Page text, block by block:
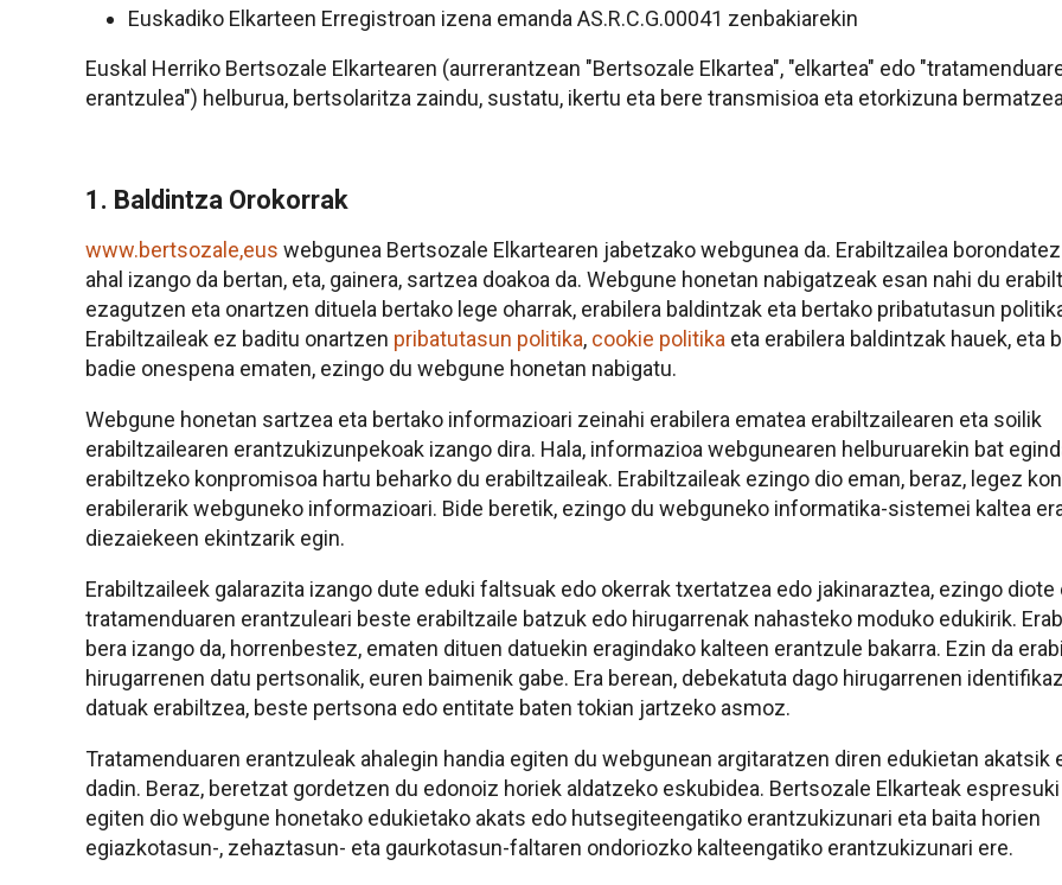
Euskadiko Elkarteen Erregistroan izena emanda AS.R.C.G.00041 zenbakiarekin
Euskal Herriko Bertsozale Elkartearen (aurrerantzean "Bertsozale Elkartea", "elkartea" edo
erantzulea") helburua, bertsolaritza zaindu, sustatu, ikertu eta bere transmisioa eta etorkizuna
1. Baldintza Orokorrak
www.bertsozale,eus webgunea Bertsozale Elkartearen jabetzako webgunea da. Erabiltzailea
ahal izango da bertan, eta, gainera, sartzea doakoa da. Webgune honetan nabigatzeak esan nahi du
ezagutzen eta onartzen dituela bertako lege oharrak, erabilera baldintzak eta bertako pribatutasun
Erabiltzaileak ez baditu onartzen pribatutasun politika, cookie politika eta erabilera baldintzak hauek, eta
badie onespena ematen, ezingo du webgune honetan nabigatu.
Webgune honetan sartzea eta bertako informazioari zeinahi erabilera ematea erabiltzailearen eta soilik
erabiltzailearen erantzukizunpekoak izango dira. Hala, informazioa webgunearen helburuarekin bat
erabiltzeko konpromisoa hartu beharko du erabiltzaileak. Erabiltzaileak ezingo dio eman, beraz, legez
erabilerarik webguneko informazioari. Bide beretik, ezingo du webguneko informatika-sistemei kaltea
diezaiekeen ekintzarik egin.
Erabiltzaileek galarazita izango dute eduki faltsuak edo okerrak txertatzea edo jakinaraztea, ezingo diote
tratamenduaren erantzuleari beste erabiltzaile batzuk edo hirugarrenak nahasteko moduko edukirik.
bera izango da, horrenbestez, ematen dituen datuekin eragindako kalteen erantzule bakarra. Ezin da
hirugarrenen datu pertsonalik, euren baimenik gabe. Era berean, debekatuta dago hirugarrenen
datuak erabiltzea, beste pertsona edo entitate baten tokian jartzeko asmoz.
Tratamenduaren erantzuleak ahalegin handia egiten du webgunean argitaratzen diren edukietan akatsik
dadin. Beraz, beretzat gordetzen du edonoiz horiek aldatzeko eskubidea. Bertsozale Elkarteak
egiten dio webgune honetako edukietako akats edo hutsegiteengatiko erantzukizunari eta baita horien
egiazkotasun-, zehaztasun- eta gaurkotasun-faltaren ondoriozko kalteengatiko erantzukizunari ere.